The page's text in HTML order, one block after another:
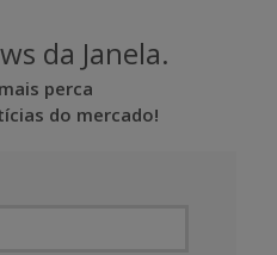
da Janela.
perca
do mercado!